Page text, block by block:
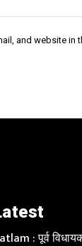
and website
: पूर्व